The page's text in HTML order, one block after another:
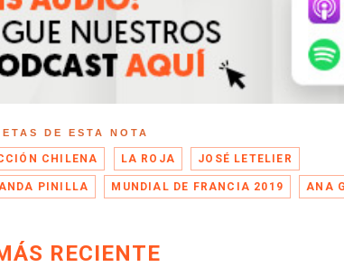
DE ESTA NOTA
CHILENA LA ROJA JOSÉ LETELIER
PINILLA MUNDIAL DE FRANCIA 2019 ANA
RECIENTE